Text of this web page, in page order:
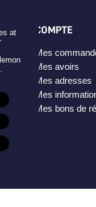
COMPTE
Mes
Mes avoirs
Mes adresses
Mes
Mes bons de
at